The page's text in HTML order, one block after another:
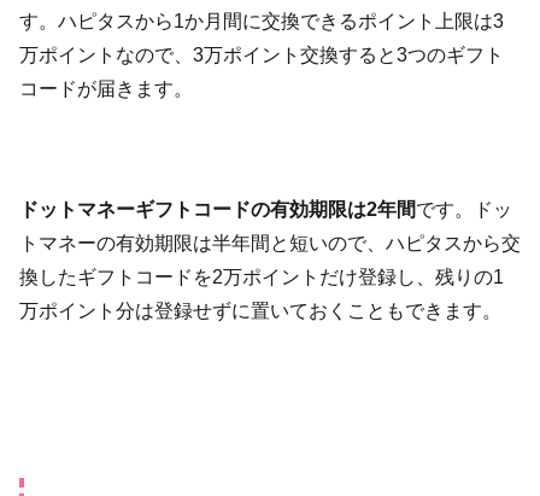
す。ハピタスから1か月間に交換できるポイント上限は3
万ポイントなので、3万ポイント交換すると3つのギフト
コードが届きます。
ドットマネーギフトコードの有効期限は2年間です。ドッ
トマネーの有効期限は半年間と短いので、ハピタスから交
換したギフトコードを2万ポイントだけ登録し、残りの1
万ポイント分は登録せずに置いておくこともできます。